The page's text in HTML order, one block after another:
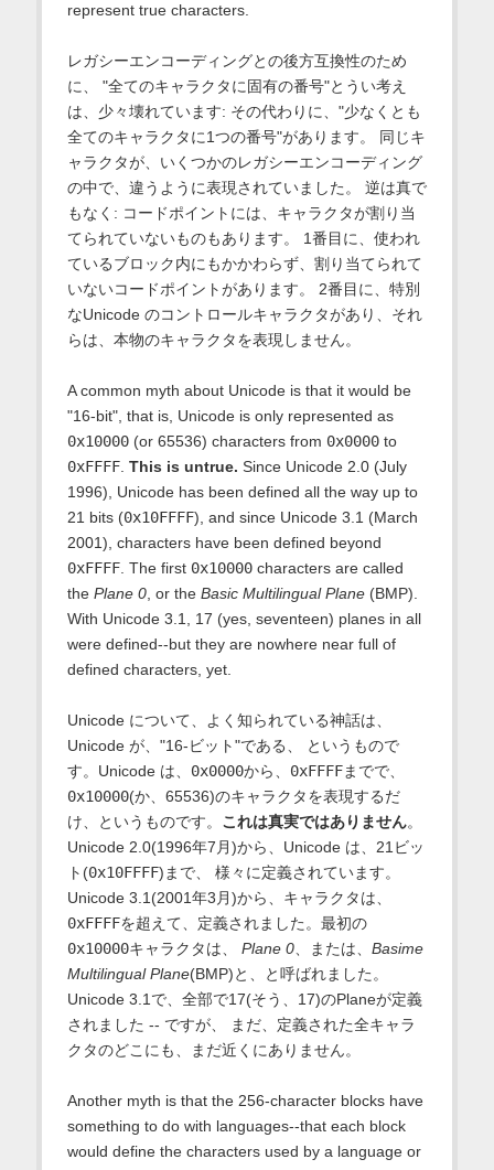
represent true characters.
レガシーエンコーディングとの後方互換性のため
に、 "全てのキャラクタに固有の番号"とうい考え
は、少々壊れています: その代わりに、"少なくとも
全てのキャラクタに1つの番号"があります。 同じキ
ャラクタが、いくつかのレガシーエンコーディング
の中で、違うように表現されていました。 逆は真で
もなく: コードポイントには、キャラクタが割り当
てられていないものもあります。 1番目に、使われ
ているブロック内にもかかわらず、割り当てられて
いないコードポイントがあります。 2番目に、特別
なUnicode のコントロールキャラクタがあり、それ
らは、本物のキャラクタを表現しません。
A common myth about Unicode is that it would be
"16-bit", that is, Unicode is only represented as
0x10000(or 65536) characters from 0x0000to
0xFFFF. This is untrue. Since Unicode 2.0 (July
1996), Unicode has been defined all the way up to
21 bits (0x10FFFF), and since Unicode 3.1 (March
2001), characters have been defined beyond
0xFFFF. The first 0x10000characters are called
the Plane 0, or the Basic Multilingual Plane(BMP).
With Unicode 3.1, 17 (yes, seventeen) planes in all
were defined--but they are nowhere near full of
defined characters, yet.
Unicode について、よく知られている神話は、
Unicode が、"16-ビット"である、 というもので
す。Unicode は、 0x0000から、 0xFFFFまでで、
0x10000(か、65536)のキャラクタを表現するだ
け、というものです。 これは真実ではありません。
Unicode 2.0(1996年7月)から、Unicode は、21ビッ
ト(0x10FFFF)まで、 様々に定義されています。
Unicode 3.1(2001年3月)から、キャラクタは、
0xFFFFを超えて、定義されました。最初の
0x10000キャラクタは、 Plane 0、または、 Basime
Multilingual Plane(BMP)と、と呼ばれました。
Unicode 3.1で、全部で17(そう、17)のPlaneが定義
されました -- ですが、 まだ、定義された全キャラ
クタのどこにも、まだ近くにありません。
Another myth is that the 256-character blocks have
something to do with languages--that each block
would define the characters used by a language or